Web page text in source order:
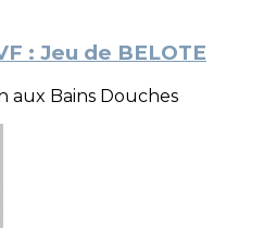
: Jeu de BELOTE
aux Bains Douches